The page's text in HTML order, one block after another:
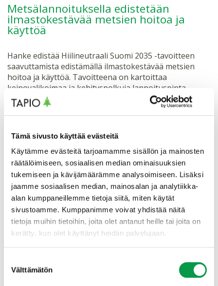
Tämä sivusto käyttää evästeitä
Käytämme evästeitä tarjoamamme sisällön ja mainosten
räätälöimiseen, sosiaalisen median ominaisuuksien
tukemiseen ja kävijämäärämme analysoimiseen. Lisäksi
jaamme sosiaalisen median, mainosalan ja analytiikka-
alan kumppaneillemme tietoja siitä, miten käytät
sivustoamme. Kumppanimme voivat yhdistää näitä
tietoja muihin tietoihin, joita olet antanut heille tai joita on
kerätty, kun olet käyttänyt heidän palvelujaan.
valinta
Välttämätön
Metsälannoituksella edistetään
ilmastokestävää metsien hoitoa ja
käyttöä
Hanke edistää Hiilineutraali Suomi 2035 -tavoitteen
saavuttamista edistämällä ilmastokestävää metsien
hoitoa ja käyttöä. Tavoitteena on kartoittaa
keinovalikoimaa ja kehityspolkuja lannoituspinta-
alojen kasvattamiseen.
oleellinen asia metsälannoituksen lisäämisen ja
ilmastovaikutusten arvioimiseksi hankkeessa tehdään
elinkaariarviointi tuhkan ja kierrätysravinteiden
käytölle. Lisäksi selvitetään mineraalilannoitteiden ja
typpipitoisten kiertotalous- ja tuhkalannoitteiden
käyttökelpoisuutta ja saatavuutta.
Metsänomistajille tuotetaan viestintämateriaalia
lannoituksen ympäristövaikutuksista ja hyödyistä
kerätään koulutusaineistoja ja taustatietoa.